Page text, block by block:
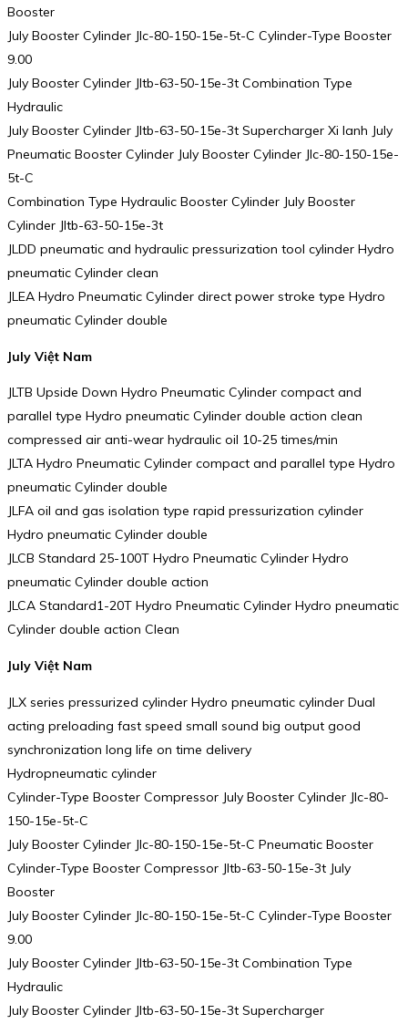
Booster
July Booster Cylinder Jlc-80-150-15e-5t-C Cylinder-Type Booster
9.00
July Booster Cylinder Jltb-63-50-15e-3t Combination Type
Hydraulic
July Booster Cylinder Jltb-63-50-15e-3t Supercharger Xi lanh July
Pneumatic Booster Cylinder July Booster Cylinder Jlc-80-150-15e-
5t-C
Combination Type Hydraulic Booster Cylinder July Booster
Cylinder Jltb-63-50-15e-3t
JLDD pneumatic and hydraulic pressurization tool cylinder Hydro
pneumatic Cylinder clean
JLEA Hydro Pneumatic Cylinder direct power stroke type Hydro
pneumatic Cylinder double
July Việt Nam
JLTB Upside Down Hydro Pneumatic Cylinder compact and
parallel type Hydro pneumatic Cylinder double action clean
compressed air anti-wear hydraulic oil 10-25 times/min
JLTA Hydro Pneumatic Cylinder compact and parallel type Hydro
pneumatic Cylinder double
JLFA oil and gas isolation type rapid pressurization cylinder
Hydro pneumatic Cylinder double
JLCB Standard 25-100T Hydro Pneumatic Cylinder Hydro
pneumatic Cylinder double action
JLCA Standard1-20T Hydro Pneumatic Cylinder Hydro pneumatic
Cylinder double action Clean
July Việt Nam
JLX series pressurized cylinder Hydro pneumatic cylinder Dual
acting preloading fast speed small sound big output good
synchronization long life on time delivery
Hydropneumatic cylinder
Cylinder-Type Booster Compressor July Booster Cylinder Jlc-80-
150-15e-5t-C
July Booster Cylinder Jlc-80-150-15e-5t-C Pneumatic Booster
Cylinder-Type Booster Compressor Jltb-63-50-15e-3t July
Booster
July Booster Cylinder Jlc-80-150-15e-5t-C Cylinder-Type Booster
9.00
July Booster Cylinder Jltb-63-50-15e-3t Combination Type
Hydraulic
July Booster Cylinder Jltb-63-50-15e-3t Supercharger